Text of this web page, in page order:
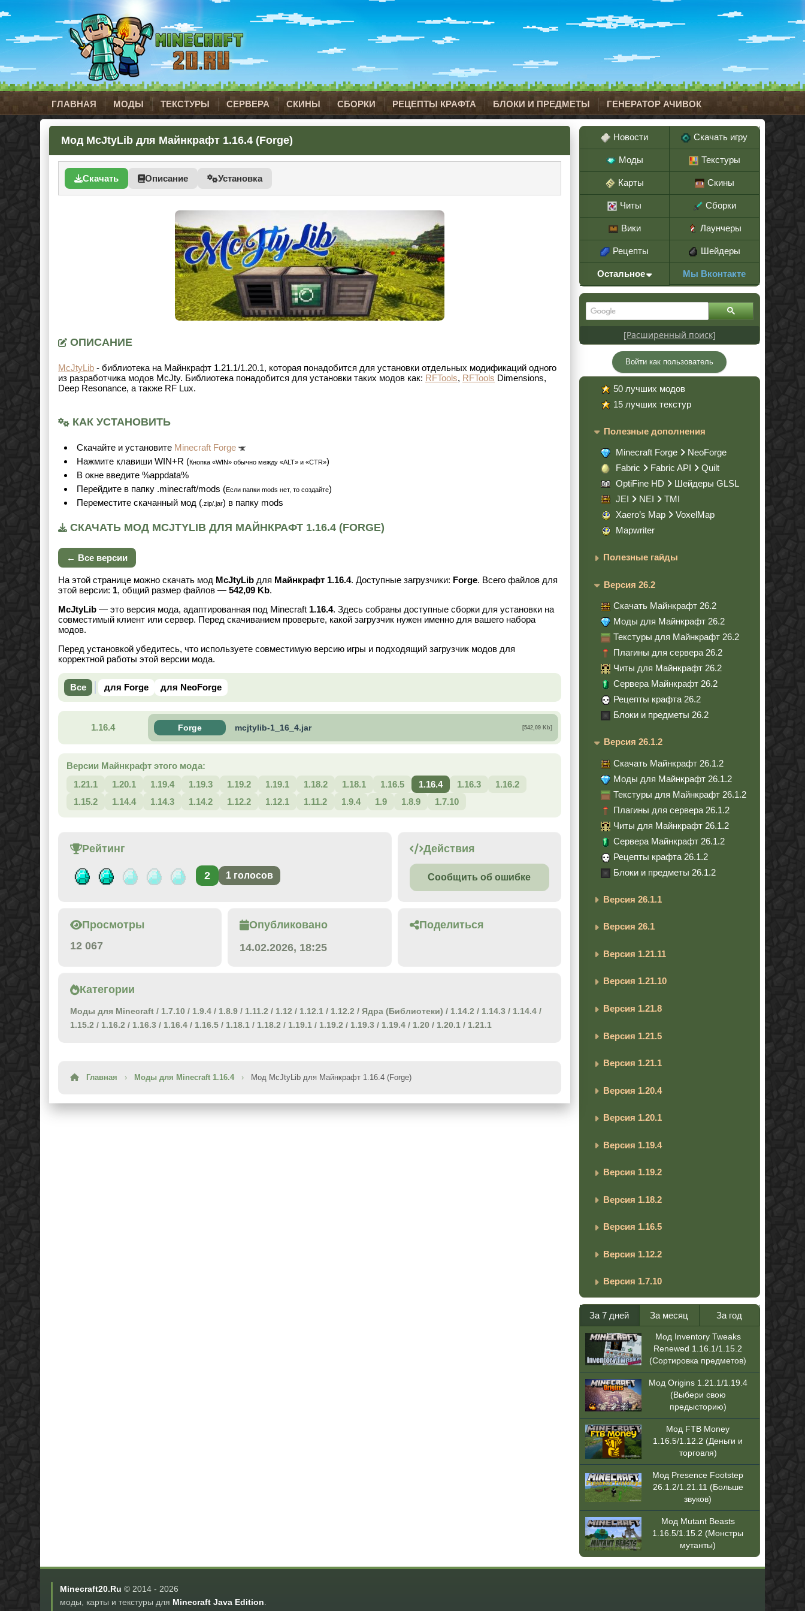
ГЛАВНАЯ МОДЫ ТЕКСТУРЫ СЕРВЕРА СКИНЫ СБОРКИ РЕЦЕПТЫ КРАФТА БЛОКИ И ПРЕДМЕТЫ ГЕНЕРАТОР АЧИВОК
Мод McJtyLib для Майнкрафт 1.16.4 (Forge)
Скачать Описание Установка
ОПИСАНИЕ
McJtyLib - библиотека на Майнкрафт 1.21.1/1.20.1, которая понадобится для установки отдельных модификаций одного
из разработчика модов McJty. Библиотека понадобится для установки таких модов как: RFTools, RFTools Dimensions,
Deep Resonance, а также RF Lux.
КАК УСТАНОВИТЬ
Cкачайте и установите Minecraft Forge
Нажмите клавиши WIN+R (Кнопка «WIN» обычно между «ALT» и «CTR»)
В окне введите %appdata%
Перейдите в папку .minecraft/mods (Если папки mods нет, то создайте)
Переместите скачанный мод ( .zip/.jar) в папку mods
СКАЧАТЬ МОД MCJTYLIB ДЛЯ МАЙНКРАФТ 1.16.4 (FORGE)
← Все версии
На этой странице можно скачать мод McJtyLib для Майнкрафт 1.16.4. Доступные загрузчики: Forge. Всего файлов для
этой версии: 1, общий размер файлов — 542,09 Kb.
McJtyLib — это версия мода, адаптированная под Minecraft 1.16.4. Здесь собраны доступные сборки для установки на
совместимый клиент или сервер. Перед скачиванием проверьте, какой загрузчик нужен именно для вашего набора
модов.
Перед установкой убедитесь, что используете совместимую версию игры и подходящий загрузчик модов для
корректной работы этой версии мода.
Все для Forge для NeoForge
1.16.4 Forge mcjtylib-1_16_4.jar [542,09 Kb]
Версии Майнкрафт этого мода:
1.21.1
1.20.1 1.19.4 1.19.3 1.19.2 1.19.1 1.18.2 1.18.1 1.16.5 1.16.4 1.16.3
1.16.2
1.15.2
1.14.4 1.14.3 1.14.2 1.12.2 1.12.1 1.11.2 1.9.4 1.9 1.8.9 1.7.10
Рейтинг
2 1 голосов
Действия
Сообщить об ошибке
Просмотры
12 067
Опубликовано
14.02.2026, 18:25
Поделиться
Категории
Моды для Minecraft / 1.7.10 / 1.9.4 / 1.8.9 / 1.11.2 / 1.12 / 1.12.1 / 1.12.2 / Ядра (Библиотеки) / 1.14.2 / 1.14.3 / 1.14.4 /
1.15.2 / 1.16.2 / 1.16.3 / 1.16.4 / 1.16.5 / 1.18.1 / 1.18.2 / 1.19.1 / 1.19.2 / 1.19.3 / 1.19.4 / 1.20 / 1.20.1 / 1.21.1
Главная › Моды для Minecraft 1.16.4 › Мод McJtyLib для Майнкрафт 1.16.4 (Forge)
Новости Скачать игру
Моды Текстуры
Карты Скины
Читы Сборки
Вики Лаунчеры
Рецепты Шейдеры
Остальное Мы Вконтакте
[Расширенный поиск]
Войти как пользователь
50 лучших модов
15 лучших текстур
Полезные дополнения
Minecraft Forge
NeoForge
Fabric
Fabric API
Quilt
OptiFine HD
Шейдеры GLSL
JEI
NEI
TMI
Xaero’s Map
VoxelMap
Mapwriter
Полезные гайды
Версия 26.2
Скачать Майнкрафт 26.2
Моды для Майнкрафт 26.2
Текстуры для Майнкрафт 26.2
Плагины для сервера 26.2
Читы для Майнкрафт 26.2
Сервера Майнкрафт 26.2
Рецепты крафта 26.2
Блоки и предметы 26.2
Версия 26.1.2
Скачать Майнкрафт 26.1.2
Моды для Майнкрафт 26.1.2
Текстуры для Майнкрафт 26.1.2
Плагины для сервера 26.1.2
Читы для Майнкрафт 26.1.2
Сервера Майнкрафт 26.1.2
Рецепты крафта 26.1.2
Блоки и предметы 26.1.2
Версия 26.1.1
Версия 26.1
Версия 1.21.11
Версия 1.21.10
Версия 1.21.8
Версия 1.21.5
Версия 1.21.1
Версия 1.20.4
Версия 1.20.1
Версия 1.19.4
Версия 1.19.2
Версия 1.18.2
Версия 1.16.5
Версия 1.12.2
Версия 1.7.10
За 7 дней За месяц За год
Мод Inventory Tweaks
Renewed 1.16.1/1.15.2
(Сортировка предметов)
Мод Origins 1.21.1/1.19.4
(Выбери свою
предысторию)
Мод FTB Money
1.16.5/1.12.2 (Деньги и
торговля)
Мод Presence Footstep
26.1.2/1.21.11 (Больше
звуков)
Мод Mutant Beasts
1.16.5/1.15.2 (Монстры
мутанты)
Minecraft20.Ru © 2014 - 2026
моды, карты и текстуры для Minecraft Java Edition